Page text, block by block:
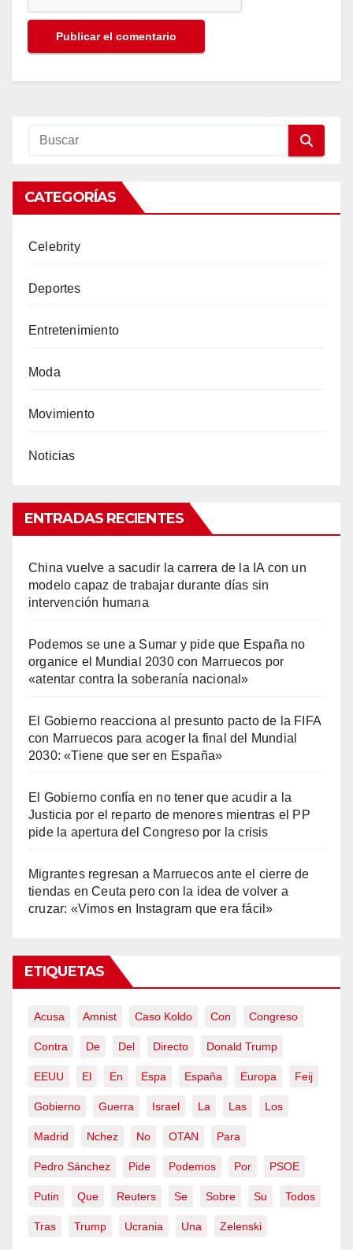
CATEGORÍAS
Celebrity
Deportes
Entretenimiento
Moda
Movimiento
Noticias
ENTRADAS RECIENTES
China vuelve a sacudir la carrera de la IA con un
modelo capaz de trabajar durante días sin
intervención humana
Podemos se une a Sumar y pide que España no
organice el Mundial 2030 con Marruecos por
«atentar contra la soberanía nacional»
El Gobierno reacciona al presunto pacto de la FIFA
con Marruecos para acoger la final del Mundial
2030: «Tiene que ser en España»
El Gobierno confía en no tener que acudir a la
Justicia por el reparto de menores mientras el PP
pide la apertura del Congreso por la crisis
Migrantes regresan a Marruecos ante el cierre de
tiendas en Ceuta pero con la idea de volver a
cruzar: «Vimos en Instagram que era fácil»
ETIQUETAS
Acusa Amnist Caso Koldo Con Congreso
Contra De Del Directo Donald Trump
EEUU El En Espa España Europa Feij
Gobierno Guerra Israel La Las Los
Madrid Nchez No OTAN Para
Pedro Sánchez Pide Podemos Por PSOE
Putin Que Reuters Se Sobre Su Todos
Tras Trump Ucrania Una Zelenski